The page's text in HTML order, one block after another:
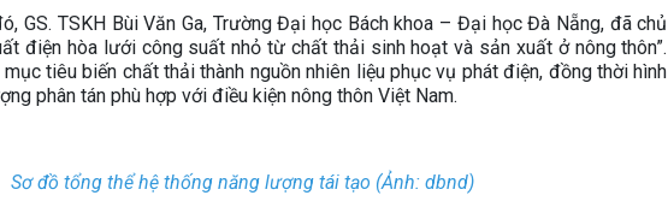
GS. TSKH Bùi Văn Ga, Trường Đại học Bách khoa – Đại học Đà Nẵng, đã chủ
điện hòa lưới công suất nhỏ từ chất thải sinh hoạt và sản xuất ở nông thôn”.
tiêu biến chất thải thành nguồn nhiên liệu phục vụ phát điện, đồng thời hình
phân tán phù hợp với điều kiện nông thôn Việt Nam.
Sơ đồ tổng thể hệ thống năng lượng tái tạo (Ảnh: dbnd)